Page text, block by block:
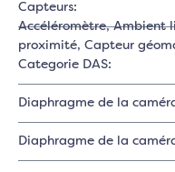
Capteurs:
Accéléromètre, Ambient
proximité, Capteur
Categorie DAS:
Diaphragme de la
Diaphragme de la